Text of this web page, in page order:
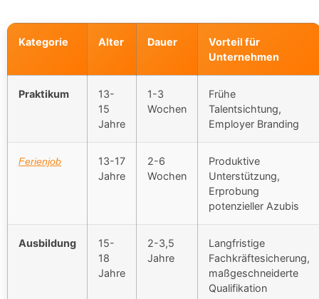
Kategorie Alter Dauer
Vorteil für
Unternehmen
Praktikum
13-
15
Jahre
1-3
Wochen
Frühe
Talentsichtung,
Employer Branding
Ferienjob
13-17
Jahre
2-6
Wochen
Produktive
Unterstützung,
Erprobung
potenzieller Azubis
Ausbildung
15-
18
Jahre
2-3,5
Jahre
Langfristige
Fachkräftesicherung,
maßgeschneiderte
Qualifikation